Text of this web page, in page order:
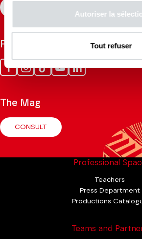
Autoriser la
Tout refuser
Follow us
FacebookInstagram
Tik
Tok
YoutubeLinkedin
The Mag
CONSULT
Professional
Teachers
Press Department
Productions
Teams and